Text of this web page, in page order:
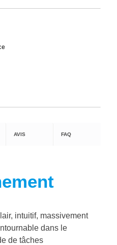
AVIS FAQ
intuitif, massivement
dans le
de tâches